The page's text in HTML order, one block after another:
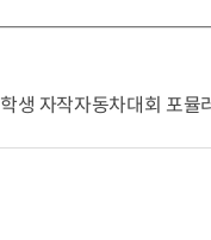
생 자작자동차대회 포뮬